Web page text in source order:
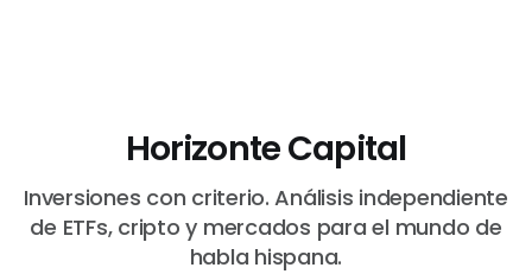
Horizonte Capital
Inversiones con criterio. Análisis independiente
de ETFs, cripto y mercados para el mundo de
habla hispana.